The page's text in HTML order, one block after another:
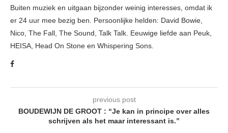
Buiten muziek en uitgaan bijzonder weinig interesses, omdat ik
er 24 uur mee bezig ben. Persoonlijke helden: David Bowie,
Nico, The Fall, The Sound, Talk Talk. Eeuwige liefde aan Peuk,
HEISA, Head On Stone en Whispering Sons.
previous post
BOUDEWIJN DE GROOT : “Je kan in principe over alles
schrijven als het maar interessant is.”